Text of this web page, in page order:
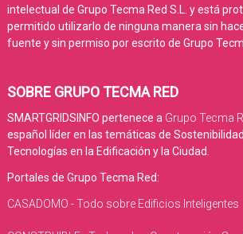
intelectual de Grupo Tecma Red S.L. y está
permitido utilizarlo de ninguna manera sin
fuente y sin permiso por escrito de Grupo
SOBRE GRUPO TECMA RED
SMARTGRIDSINFO pertenece a Grupo Tecma
español líder en las temáticas de
Tecnologías en la Edificación y la Ciudad.
Portales de Grupo Tecma Red:
CASADOMO - Todo sobre Edificios Inteligentes